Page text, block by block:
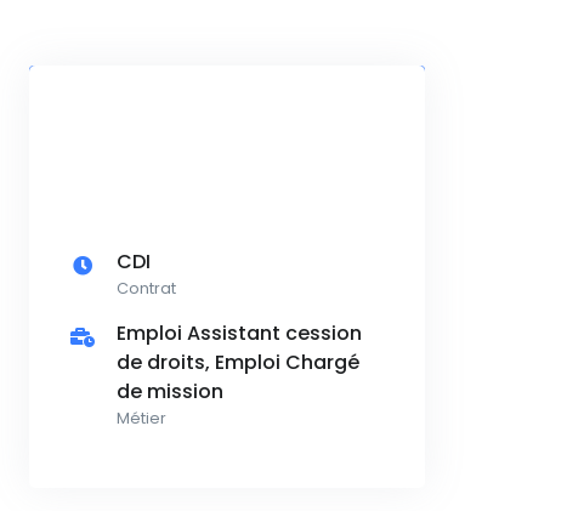
CDI
Contrat
Emploi Assistant cession
de droits, Emploi Chargé
de mission
Métier